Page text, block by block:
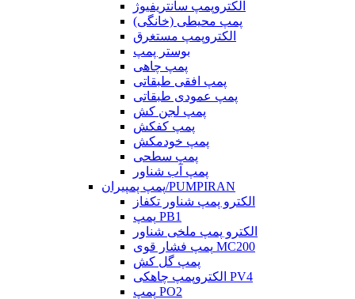
الکتروپمپ سانتریفیوژ
پمپ محیطی (خانگی)
الکتروپمپ مستغرق
بوستر پمپ
پمپ چاهی
پمپ افقی طبقاتی
پمپ عمودی طبقاتی
پمپ لجن کش
پمپ کفکش
پمپ خودمکش
پمپ سطحی
پمپ آب شناور
پمپ پمپیران/PUMPIRAN
الکترو پمپ شناور تکفاز
پمپ PB1
الکترو پمپ ملخی شناور
پمپ فشار قوی MC200
پمپ گل کش
الکتروپمپ چاهکی PV4
پمپ PO2